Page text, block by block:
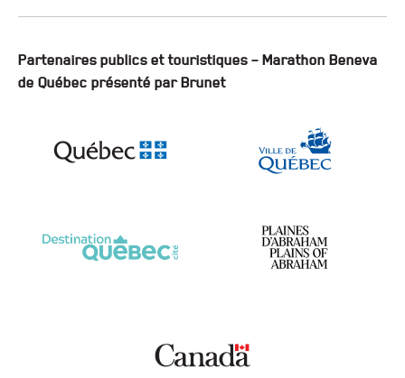
Partenaires publics et touristiques – Marathon Beneva
de Québec présenté par Brunet